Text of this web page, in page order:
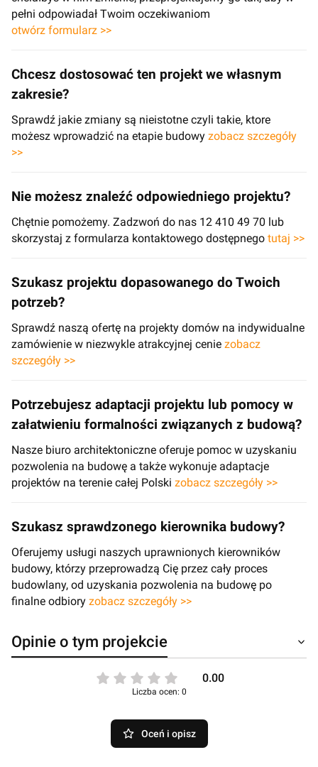
pełni odpowiadał Twoim oczekiwaniom
otwórz formularz >>
Chcesz dostosować ten projekt we własnym
zakresie?
Sprawdź jakie zmiany są nieistotne czyli takie, ktore
możesz wprowadzić na etapie budowy zobacz szczegóły
>>
Nie możesz znaleźć odpowiedniego projektu?
Chętnie pomożemy. Zadzwoń do nas 12 410 49 70 lub
skorzystaj z formularza kontaktowego dostępnego tutaj >>
Szukasz projektu dopasowanego do Twoich
potrzeb?
Sprawdź naszą ofertę na projekty domów na indywidualne
zamówienie w niezwykle atrakcyjnej cenie zobacz
szczegóły >>
Potrzebujesz adaptacji projektu lub pomocy w
załatwieniu formalności związanych z budową?
Nasze biuro architektoniczne oferuje pomoc w uzyskaniu
pozwolenia na budowę a także wykonuje adaptacje
projektów na terenie całej Polski zobacz szczegóły >>
Szukasz sprawdzonego kierownika budowy?
Oferujemy usługi naszych uprawnionych kierowników
budowy, którzy przeprowadzą Cię przez cały proces
budowlany, od uzyskania pozwolenia na budowę po
finalne odbiory zobacz szczegóły >>
Opinie o tym projekcie
0.00
Liczba ocen: 0
Oceń i opisz